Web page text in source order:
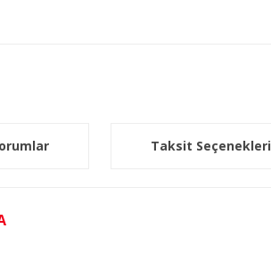
Taksit Seçenekleri